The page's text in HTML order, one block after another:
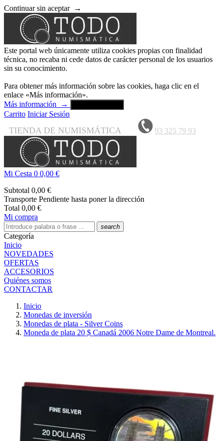
Continuar sin aceptar →
Este portal web únicamente utiliza cookies propias con finalidad
técnica, no recaba ni cede datos de carácter personal de los usuarios
sin su conocimiento.
Para obtener más información sobre las cookies, haga clic en el
enlace «Más información».
Más información
→
Carrito Iniciar Sesión
TIENDA DE NUMISMÁTICA 93 325 79 93
Mi Cesta 0 0,00 €
Subtotal 0,00 €
Transporte Pendiente hasta poner la dirección
Total 0,00 €
Mi compra
search
Categoría
Inicio
NOVEDADES
OFERTAS
ACCESORIOS
Quiénes somos
CONTACTAR
Inicio
Monedas de inversión
Monedas de plata - Silver Coins
Moneda de plata 20 $ Canadá 2006 Notre Dame de Montreal.